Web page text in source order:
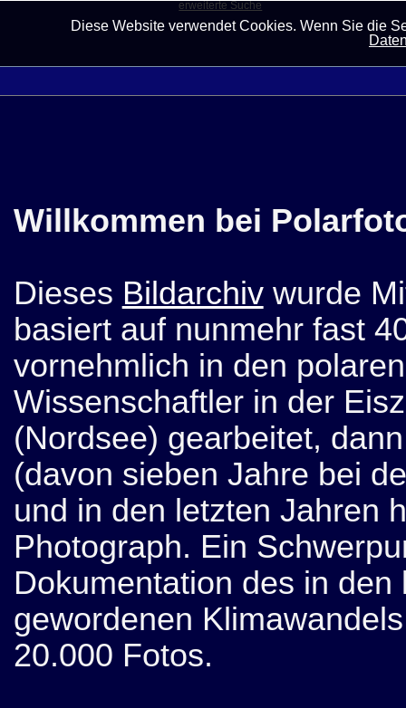
Diese Website verwendet Cookies. Wenn Sie die
erweiterte Suche
Willkommen bei
Dieses Bildarchivwurde
basiert auf nunmehr fast
vornehmlich in den
Wissenschaftler in der
(Nordsee) gearbeitet,
(davon sieben Jahre bei
und in den letzten Jahren
Photograph. Ein
Dokumentation des in
gewordenen
20.000 Fotos.